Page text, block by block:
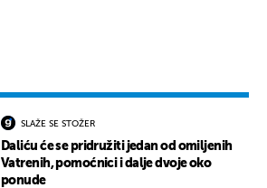
SLAŽE SE STOŽER
Daliću će se pridružiti jedan od omiljenih
Vatrenih, pomoćnici i dalje dvoje oko
ponude